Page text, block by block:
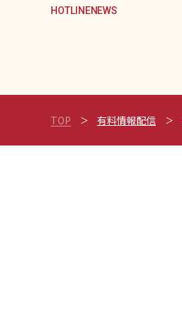
HOTLINENEWS
TOP 有料情報配信